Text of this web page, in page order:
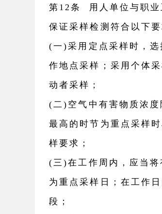
第12条 用人单位与职业
保证采样检测符合以下要
(一)采用定点采样时，
作地点采样；采用个体
动者采样；
(二)空气中有害物质浓
最高的时节为重点采样
样要求；
(三)在工作周内，应当
为重点采样日；在工作
段；